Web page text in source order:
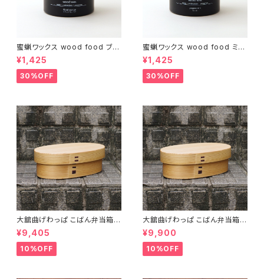
蜜蝋ワックス wood food ブラ
ッドオレンジ【DIY】【木工】【ギフ
ト プレゼント】【父の日 お誕生
日】
¥1,425
30%OFF
蜜蝋ワックス wood food ミン
ト【DIY】【木工】【ギフト プレゼン
ト】【父の日 お誕生日】
¥1,425
30%OFF
大舘曲げわっぱ こばん弁当箱
（小） りょうび庵 秋田県大舘市
【伝統的工芸品】【民藝品】【ギフ
ト プレゼント】【父の日 お誕生
日】
¥9,405
10%OFF
大舘曲げわっぱ こばん弁当箱
（中） りょうび庵 秋田県大舘市
【伝統的工芸品】【民藝品】【ギフ
ト プレゼント】【父の日 お誕生
日】
¥9,900
10%OFF